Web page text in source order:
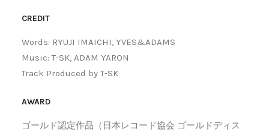
CREDIT
Words: RYUJI IMAICHI, YVES&ADAMS
Music: T-SK, ADAM YARON
Track Produced by T-SK
AWARD
ゴールド認定作品（日本レコード協会 ゴールドディス